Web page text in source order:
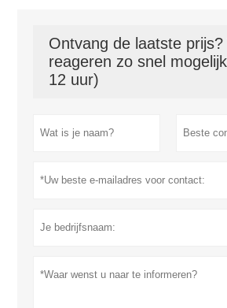
Ontvang de laatste prijs?
reageren zo snel
12 uur)